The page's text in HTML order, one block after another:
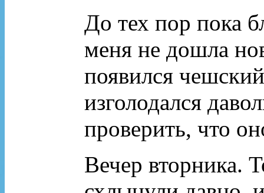
До тех пор пока
меня не дошла
появился
изголодался
проверить, что
Вечер вторника.